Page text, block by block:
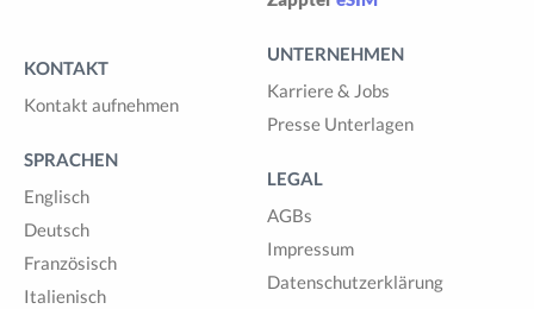
KONTAKT
Kontakt aufnehmen
SPRACHEN
Englisch
Deutsch
Französisch
Italienisch
UNTERNEHMEN
Karriere & Jobs
Presse Unterlagen
LEGAL
AGBs
Impressum
Datenschutzerklärung